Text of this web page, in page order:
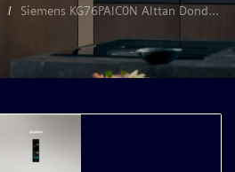
Siemens KG76PAIC0N Alttan Donduruculu Buzdolabı